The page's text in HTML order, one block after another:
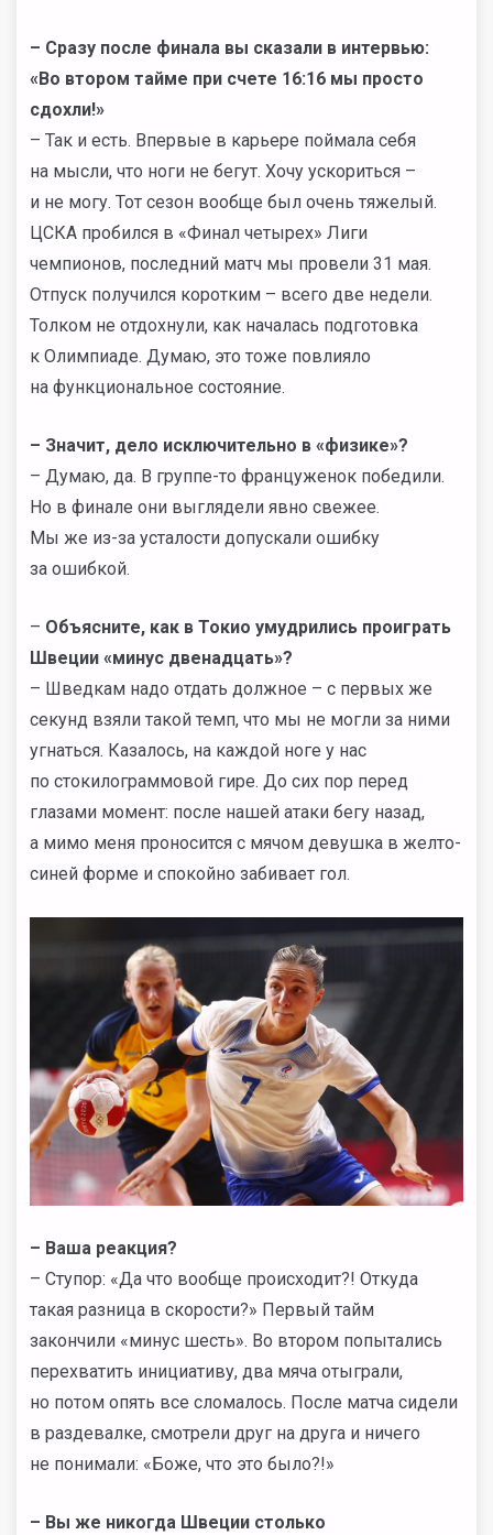
– Сразу после финала вы сказали в интервью:
«Во втором тайме при счете 16:16 мы просто
сдохли!»
– Так и есть. Впервые в карьере поймала себя
на мысли, что ноги не бегут. Хочу ускориться –
и не могу. Тот сезон вообще был очень тяжелый.
ЦСКА пробился в «Финал четырех» Лиги
чемпионов, последний матч мы провели 31 мая.
Отпуск получился коротким – всего две недели.
Толком не отдохнули, как началась подготовка
к Олимпиаде. Думаю, это тоже повлияло
на функциональное состояние.
– Значит, дело исключительно в «физике»?
– Думаю, да. В группе-то француженок победили.
Но в финале они выглядели явно свежее.
Мы же из-за усталости допускали ошибку
за ошибкой.
– Объясните, как в Токио умудрились проиграть
Швеции «минус двенадцать»?
– Шведкам надо отдать должное – с первых же
секунд взяли такой темп, что мы не могли за ними
угнаться. Казалось, на каждой ноге у нас
по стокилограммовой гире. До сих пор перед
глазами момент: после нашей атаки бегу назад,
а мимо меня проносится с мячом девушка в желто-
синей форме и спокойно забивает гол.
– Ваша реакция?
– Ступор: «Да что вообще происходит?! Откуда
такая разница в скорости?» Первый тайм
закончили «минус шесть». Во втором попытались
перехватить инициативу, два мяча отыграли,
но потом опять все сломалось. После матча сидели
в раздевалке, смотрели друг на друга и ничего
не понимали: «Боже, что это было?!»
– Вы же никогда Швеции столько